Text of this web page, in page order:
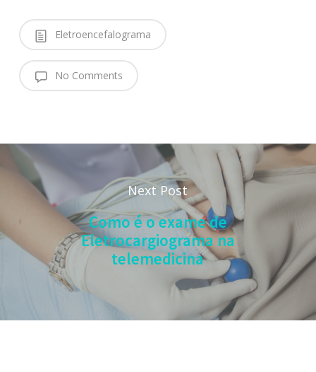
Eletroencefalograma
No Comments
Next Post
Como é o exame de
Eletrocargiograma na
telemedicina